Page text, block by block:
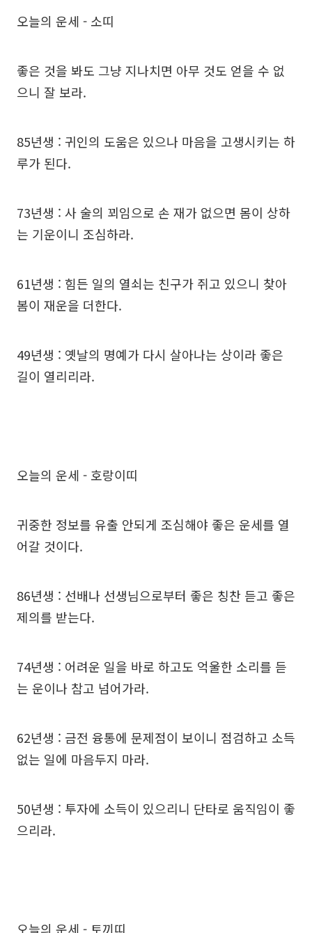
오늘의 운세 - 소띠
좋은 것을 봐도 그냥 지나치면 아무 것도 얻을 수 없
으니 잘 보라.
85년생 : 귀인의 도움은 있으나 마음을 고생시키는 하
루가 된다.
73년생 : 사 술의 꾀임으로 손 재가 없으면 몸이 상하
는 기운이니 조심하라.
61년생 : 힘든 일의 열쇠는 친구가 쥐고 있으니 찾아
봄이 재운을 더한다.
49년생 : 옛날의 명예가 다시 살아나는 상이라 좋은
길이 열리리라.
오늘의 운세 - 호랑이띠
귀중한 정보를 유출 안되게 조심해야 좋은 운세를 열
어갈 것이다.
86년생 : 선배나 선생님으로부터 좋은 칭찬 듣고 좋은
제의를 받는다.
74년생 : 어려운 일을 바로 하고도 억울한 소리를 듣
는 운이나 참고 넘어가라.
62년생 : 금전 융통에 문제점이 보이니 점검하고 소득
없는 일에 마음두지 마라.
50년생 : 투자에 소득이 있으리니 단타로 움직임이 좋
으리라.
오늘의 운세 - 토끼띠